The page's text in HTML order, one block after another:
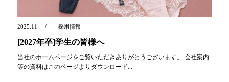
2025.11 採用情報
[2027年卒]学生の皆様へ
当社のホームページをご覧いただきありがとうございます。 会社案内
等の資料はこのページよりダウンロード...